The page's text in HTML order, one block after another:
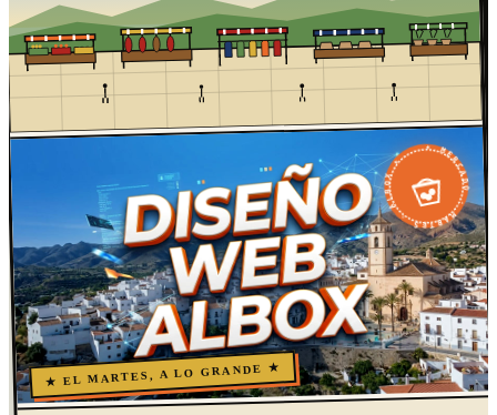
★ MERCADO · MARTES · ALBOX ★
★ EL MARTES, A LO GRANDE ★